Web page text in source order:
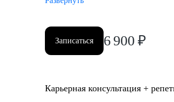
Записаться 6 900 ₽
Карьерная консультация +